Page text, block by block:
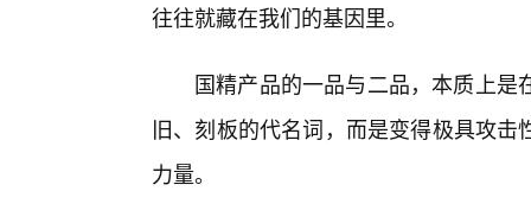
往往就藏在我们的基因里。
国精产品的一品与二品，本质上
旧、刻板的代名词，而是变得极具攻
力量。